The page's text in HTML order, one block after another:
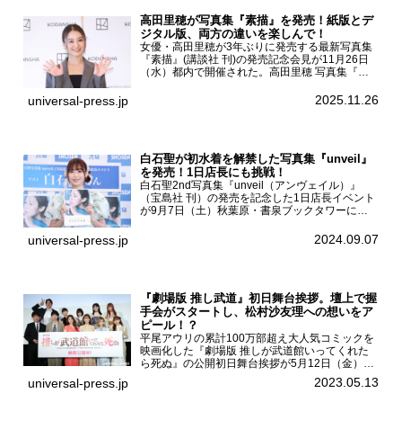
高田里穂が写真集『素描』を発売！紙版とデ
ジタル版、両方の違いを楽しんで！
女優・高田里穂が3年ぶりに発売する最新写真集
『素描』(講談社 刊)の発売記念会見が11月26日
（水）都内で開催された。高田里穂 写真集『素
あなたです』(読売テレビ)に出演するなど女優と
universal-press.jp 2025.11.26
白石聖が初水着を解禁した写真集『unveil』
を発売！1日店長にも挑戦！
白石聖2nd写真集『unveil（アンヴェイル）』
（宝島社 刊）の発売を記念した1日店長イベント
が9月7日（土）秋葉原・書泉ブックタワーにて
を記念し1日店長イベントを開催した本写真集は
universal-press.jp 2024.09.07
『劇場版 推し武道』初日舞台挨拶。壇上で握
手会がスタートし、松村沙友理への想いをア
ピール！？
平尾アウリの累計100万部超え大人気コミックを
映画化した『劇場版 推しが武道館いってくれた
ら死ぬ』の公開初日舞台挨拶が5月12日（金）新
宿バルト9で開催され、出演者の松村沙友理、中
村里帆、MOMO(@onefive)、KANO(@onefi...
universal-press.jp 2023.05.13